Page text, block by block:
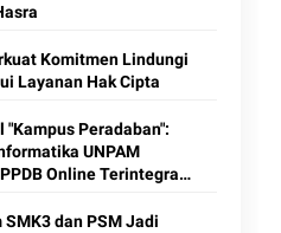
Komitmen Lindungi
Layanan Hak Cipta
Peradaban":
UNPAM
Online Terintegrasi
dan PSM Jadi